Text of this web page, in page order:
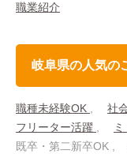
職業紹介
岐阜県の人気の
職種未経験OK 社
フリーター活躍
既卒・第二新卒OK